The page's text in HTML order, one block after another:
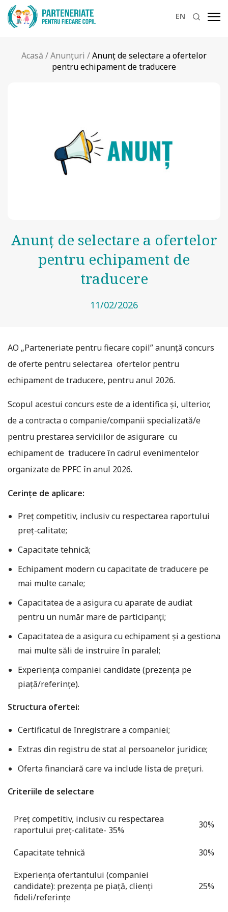
EN
Acasă /Anunțuri /Anunț de selectare a ofertelor
pentru echipament de traducere
Anunț de selectare a ofertelor
pentru echipament de
traducere
11/02/2026
AO „Parteneriate pentru fiecare copil” anunță concurs
de oferte pentru selectarea ofertelor pentru
echipament de traducere, pentru anul 2026.
Scopul acestui concurs este de a identifica și, ulterior,
de a contracta o companie/companii specializată/e
pentru prestarea serviciilor de asigurare cu
echipament de traducere în cadrul evenimentelor
organizate de PPFC în anul 2026.
Cerințe de aplicare:
Preț competitiv, inclusiv cu respectarea raportului
preț-calitate;
Capacitate tehnică;
Echipament modern cu capacitate de traducere pe
mai multe canale;
Capacitatea de a asigura cu aparate de audiat
pentru un număr mare de participanți;
Capacitatea de a asigura cu echipament și a gestiona
mai multe săli de instruire în paralel;
Experiența companiei candidate (prezența pe
piață/referințe).
Structura ofertei:
Certificatul de înregistrare a companiei;
Extras din registru de stat al persoanelor juridice;
Oferta financiară care va include lista de prețuri.
Criteriile de selectare
Preț competitiv, inclusiv cu respectarea
raportului preț-calitate- 35%
30%
Capacitate tehnică
30%
Experiența ofertantului (companiei
candidate): prezența pe piață, clienți
fideli/referințe
25%